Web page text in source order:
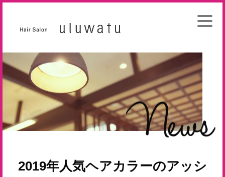
2019年人気ヘアカラーのアッシ